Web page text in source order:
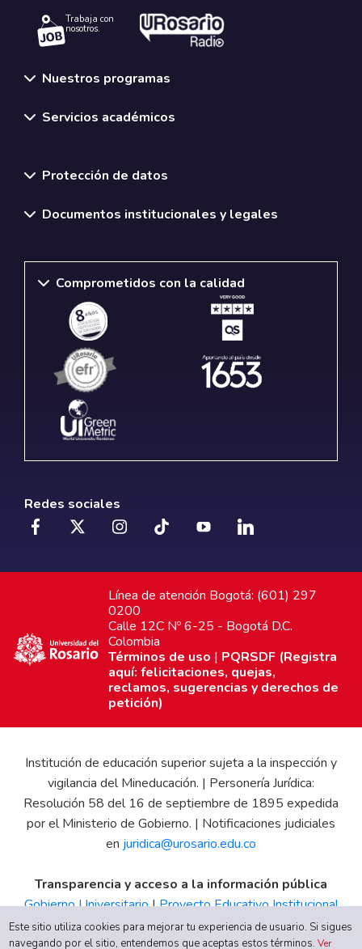
Trabaja con
nosotros.
Nuestros programas
Servicios académicos
Protección de datos
Documentos institucionales y legales
Comprometidos con la calidad
Redes sociales
Línea de atención Bogotá: (601) 297
0200
Calle 12C Nº 6-25 - Bogotá D.C.
Colombia
Términos de uso | PQRSDF (Registra
aquí: felicitaciones, quejas,
reclamos, sugerencias y derechos de
petición)
Institución de educación superior sujeta a la inspección y
vigilancia del Mineducación. | Personería Jurídica:
Resolución 58 del 16 de septiembre de 1895 expedida
por el Ministerio de Gobierno. | Notificaciones judiciales
en juridica@urosario.edu.co
Transparencia y acceso a la información pública
Gobierno Universitario|Proyecto Educativo Institucional
|Informe de Gestión|Boletín Estadístico|Régimen
Tributario|Estados Financieros|Código de Ética|Canal
Este sitio utiliza cookies para mejorar tu experiencia de usuario. Si sigues
navegando por el sitio, entendemos que aceptas estos términos.Ver